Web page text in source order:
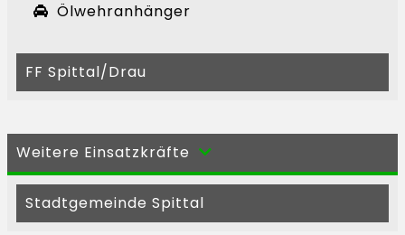
Ölwehranhänger
FF Spittal/Drau
Weitere Einsatzkräfte
Stadtgemeinde Spittal